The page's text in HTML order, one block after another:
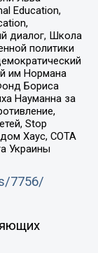
Education,
диалог, Школа
политики
им Нормана
Бориса
Науманна за
Stop
Хаус, СОТА
Украины
7756/